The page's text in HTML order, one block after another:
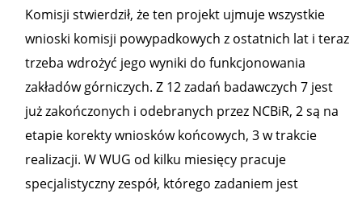
Komisji stwierdził, że ten projekt ujmuje wszystkie
wnioski komisji powypadkowych z ostatnich lat i teraz
trzeba wdrożyć jego wyniki do funkcjonowania
zakładów górniczych. Z 12 zadań badawczych 7 jest
już zakończonych i odebranych przez NCBiR, 2 są na
etapie korekty wniosków końcowych, 3 w trakcie
realizacji. W WUG od kilku miesięcy pracuje
specjalistyczny zespół, którego zadaniem jest